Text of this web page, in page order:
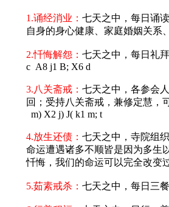
1.诵经消业： 七天之中，每日诵
自身的身心健康、家庭婚姻关系
2.忏悔解怨： 七天之中，每日礼
c A8 j1 B; X6 d
3.八关斋戒： 七天之中，各参会
回；受持八关斋戒，兼修定慧，
m) X2 j) J( k1 m; t
4.放生还债： 七天之中，寺院组
命运遭遇诸多不顺皆是因为多生
忏悔，我们的命运可以完全改变
5.茹素戒杀： 七天之中，每日三